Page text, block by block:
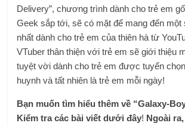
Delivery”, chương trình dành cho trẻ em
Geek sắp tới, sẽ có mặt để mang đến một
nhất dành cho trẻ em của thiên hà từ
VTuber thân thiện với trẻ em sẽ giới thiệu
tuyệt vời dành cho trẻ em được tuyển
huynh và tất nhiên là trẻ em mỗi ngày!
Bạn muốn tìm hiểu thêm về “Galaxy-
Kiểm tra các bài viết dưới đây! Ngoài